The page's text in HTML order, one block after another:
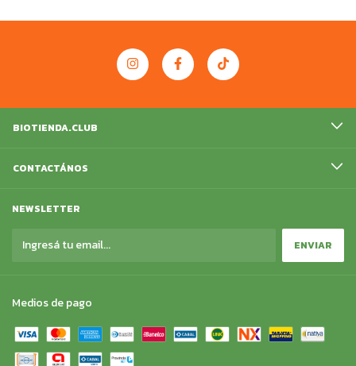
BIOTIENDA.CLUB
CONTACTÁNOS
NEWSLETTER
Medios de pago